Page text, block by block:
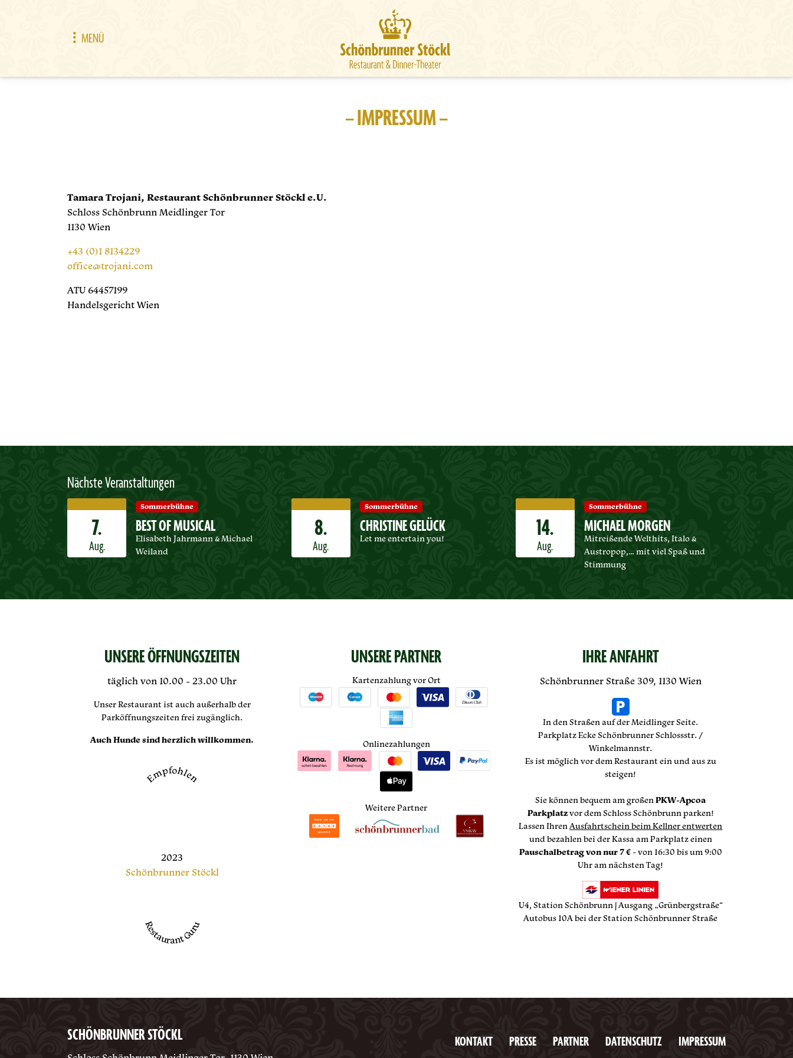
MENÜ
– IMPRESSUM –
Tamara Trojani, Restaurant Schönbrunner Stöckl e.U.
Schloss Schönbrunn Meidlinger Tor
1130 Wien
+43 (0)1 8134229
office@trojani.com
ATU 64457199
Handelsgericht Wien
Nächste Veranstaltungen
7.
Aug.
Sommerbühne
BEST OF MUSICAL
Elisabeth Jahrmann & Michael
Weiland
8.
Aug.
Sommerbühne
CHRISTINE GELÜCK
Let me entertain you! 14.
Aug.
Sommerbühne
MICHAEL MORGEN
Mitreißende Welthits, Italo &
Austropop,… mit viel Spaß und
Stimmung
UNSERE ÖFFNUNGSZEITEN
täglich von 10.00 - 23.00 Uhr
Unser Restaurant ist auch außerhalb der
Parköffnungszeiten frei zugänglich.
Auch Hunde sind herzlich willkommen.
Empfohlen
2023
Schönbrunner Stöckl
Restaurant Guru
UNSERE PARTNER
Kartenzahlung vor Ort
Onlinezahlungen
Weitere Partner
IHRE ANFAHRT
Schönbrunner Straße 309, 1130 Wien
In den Straßen auf der Meidlinger Seite.
Parkplatz Ecke Schönbrunner Schlossstr. /
Winkelmannstr.
Es ist möglich vor dem Restaurant ein und aus zu
steigen!
Sie können bequem am großenPKW-Apcoa
Parkplatzvor dem Schloss Schönbrunn parken!
Lassen IhrenAusfahrtschein beim Kellner entwerten
und bezahlen bei der Kassa am Parkplatz einen
Pauschalbetrag von nur 7 €- von 16:30 bis um 9:00
Uhr am nächsten Tag!
U4, Station Schönbrunn | Ausgang „Grünbergstraße“
Autobus 10A bei der Station Schönbrunner Straße
SCHÖNBRUNNER STÖCKL KONTAKT PRESSE PARTNER DATENSCHUTZ IMPRESSUM